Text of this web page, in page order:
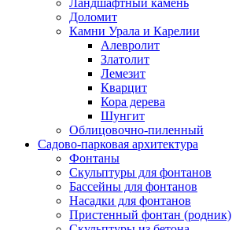
Ландшафтный камень
Доломит
Камни Урала и Карелии
Алевролит
Златолит
Лемезит
Кварцит
Кора дерева
Шунгит
Облицовочно-пиленный
Садово-парковая архитектура
Фонтаны
Скульптуры для фонтанов
Бассейны для фонтанов
Насадки для фонтанов
Пристенный фонтан (родник)